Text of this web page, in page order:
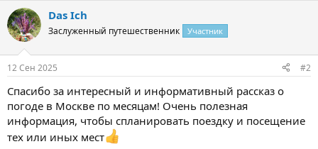
к
ц
и
Das Ich
Заслуженный путешественник Участник
12 Сен 2025 #2
Спасибо за интересный и информативный рассказ о
погоде в Москве по месяцам! Очень полезная
информация, чтобы спланировать поездку и посещение
тех или иных мест